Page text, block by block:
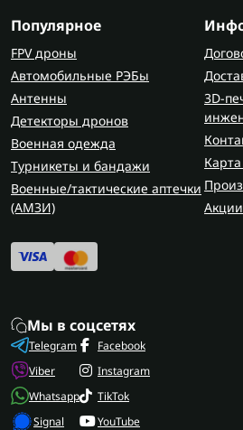
Популярное
FPV дроны
Автомобильные РЭБы
Антенны
Детекторы дронов
Военная одежда
Турникеты и бандажи
Военные/тактические аптечки
(AMЗИ)
3D-
Акции
Мы в соцсетях
Telegram
Viber
Whatsapp
Signal
Facebook
Instagram
TikTok
YouTube